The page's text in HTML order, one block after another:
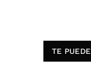
TE PUEDE